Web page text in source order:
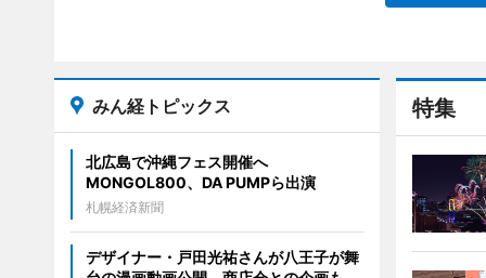
特集
みん経トピックス
北広島で沖縄フェス開催へ
MONGOL800、DA PUMPら出演
札幌経済新聞
デザイナー・戸田光祐さんが八王子が舞